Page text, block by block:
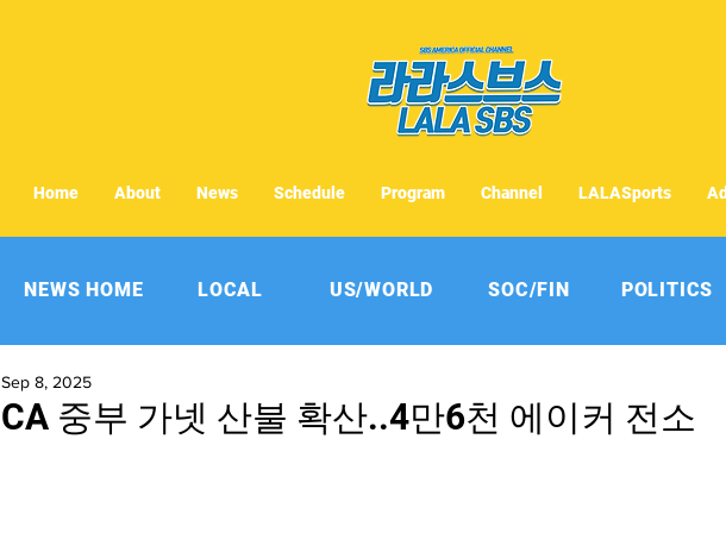
Home About News Schedule Program Channel LALASports Ad
NEWS HOME LOCAL US/WORLD SOC/FIN POLITICS
CA 중부 가넷 산불 확산..4만6천 에이커 전소
Sep 8, 2025